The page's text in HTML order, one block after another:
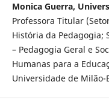
Monica Guerra,
Professora Titular
História da Pedagogia;
– Pedagogia Geral e
Humanas para a
Universidade de Milão-